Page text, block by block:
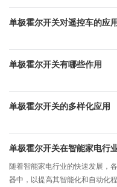
单极霍尔开关对遥控车的应用
单极霍尔开关有哪些作用
单极霍尔开关的多样化应用
单极霍尔开关在智能家电行
随着智能家电行业的快速发展，
器中，以提高其智能化和自动化